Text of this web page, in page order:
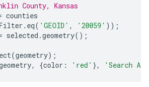
County, Kansas
counties
. eq( 'GEOID' , '20059' ));
selected .geometry();
(geometry);
, {color : 'red' }, 'Search